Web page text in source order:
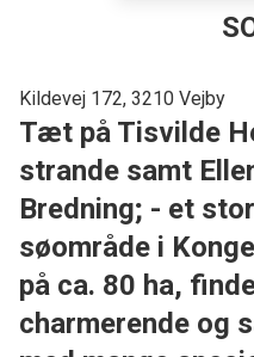
Kildevej 172, 3210 Vejby
Tæt på Tisvilde
strande samt
Bredning; - et
søområde i
på ca. 80 ha,
charmerende og